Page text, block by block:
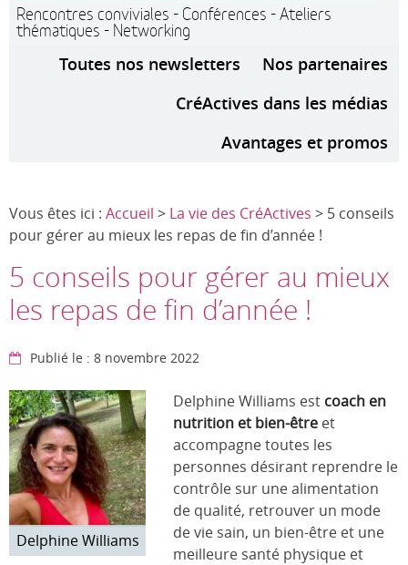
Rencontres conviviales - Conférences - Ateliers
thématiques - Networking
Toutes nos newsletters
Nos partenaires
CréActives dans les médias
Avantages et promos
Vous êtes ici : Accueil > La vie des CréActives > 5 conseils
pour gérer au mieux les repas de fin d’année !
5 conseils pour gérer au mieux
les repas de fin d’année !
Publié le : 8 novembre 2022
Delphine Williams
Delphine Williams est coach en
nutrition et bien-être et
accompagne toutes les
personnes désirant reprendre le
contrôle sur une alimentation
de qualité, retrouver un mode
de vie sain, un bien-être et une
meilleure santé physique et